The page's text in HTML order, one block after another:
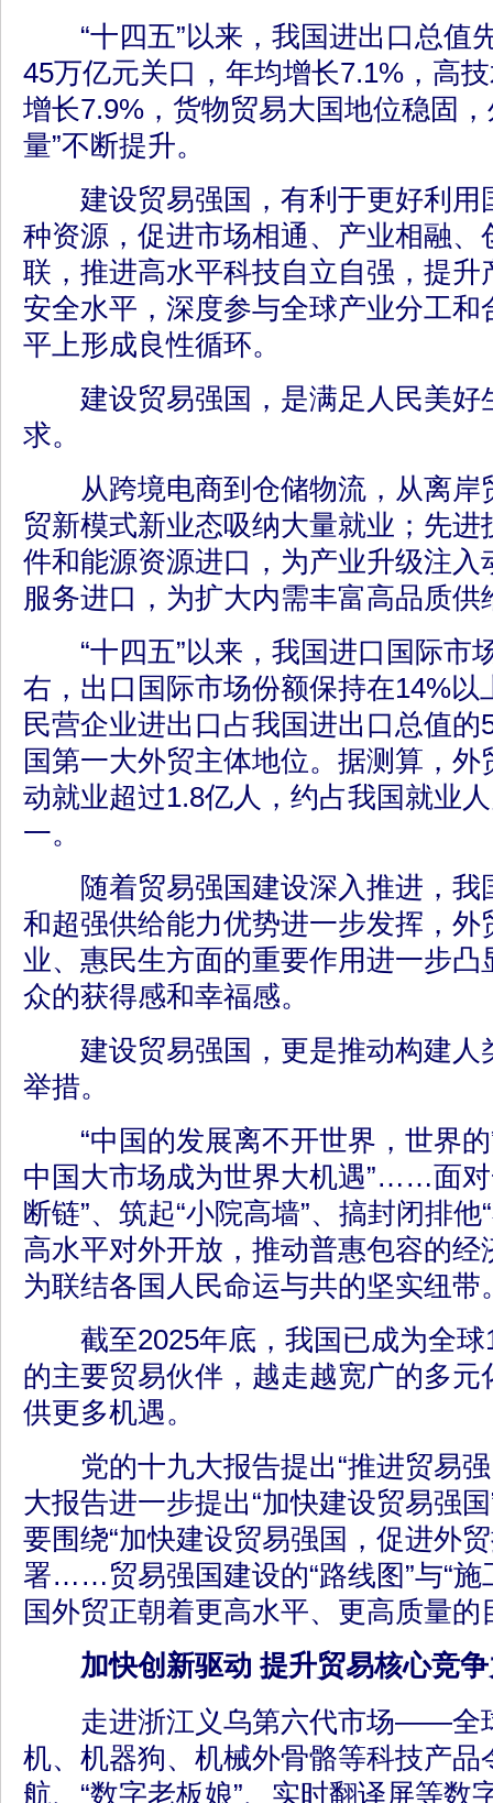
“十四五”以来，我国进出口总值
45万亿元关口，年均增长7.1%，高
增长7.9%，货物贸易大国地位稳固，
量”不断提升。
建设贸易强国，有利于更好利用
种资源，促进市场相通、产业相融、
联，推进高水平科技自立自强，提升
安全水平，深度参与全球产业分工
平上形成良性循环。
建设贸易强国，是满足人民美好
求。
从跨境电商到仓储物流，从离岸
贸新模式新业态吸纳大量就业；先
件和能源资源进口，为产业升级注入
服务进口，为扩大内需丰富高品质
“十四五”以来，我国进口国际市
右，出口国际市场份额保持在14%以
民营企业进出口占我国进出口总值
国第一大外贸主体地位。据测算，
动就业超过1.8亿人，约占我国就业
一。
随着贸易强国建设深入推进，我
和超强供给能力优势进一步发挥，外
业、惠民生方面的重要作用进一步
众的获得感和幸福感。
建设贸易强国，更是推动构建人
举措。
“中国的发展离不开世界，世界的
中国大市场成为世界大机遇”……面对
断链”、筑起“小院高墙”、搞封闭排
高水平对外开放，推动普惠包容的
为联结各国人民命运与共的坚实纽带
截至2025年底，我国已成为全球
的主要贸易伙伴，越走越宽广的多
供更多机遇。
党的十九大报告提出“推进贸易强
大报告进一步提出“加快建设贸易强国
要围绕“加快建设贸易强国，促进外
署……贸易强国建设的“路线图”与“施
国外贸正朝着更高水平、更高质量的
加快创新驱动 提升贸易核心竞争
走进浙江义乌第六代市场——全
机、机器狗、机械外骨骼等科技产品
航、“数字老板娘”、实时翻译屏等数